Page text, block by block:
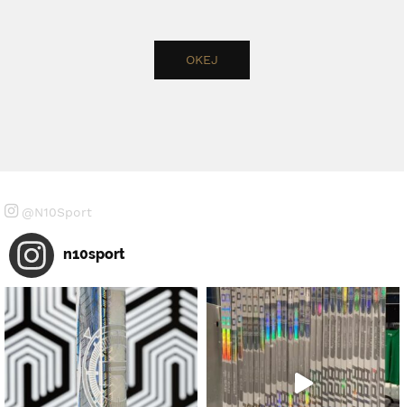
@N10Sport
n10sport